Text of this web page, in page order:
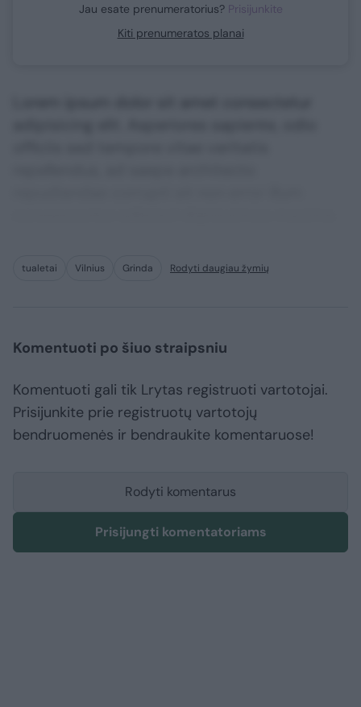
Jau esate prenumeratorius? Prisijunkite
Kiti prenumeratos planai
tualetai Vilnius Grinda Rodyti daugiau žymių
Komentuoti po šiuo straipsniu
Komentuoti gali tik Lrytas registruoti vartotojai.
Prisijunkite prie registruotų vartotojų
bendruomenės ir bendraukite komentaruose!
Rodyti komentarus
Prisijungti komentatoriams